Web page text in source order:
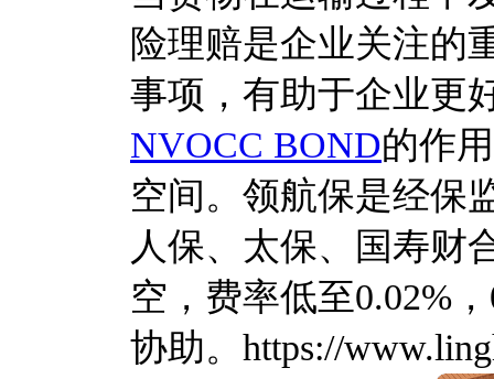
险理赔是企业关注的
事项，有助于企业更
NVOCC BOND的作
空间。领航保是经保
人保、太保、国寿财
空，费率低至0.02%
协助。https://